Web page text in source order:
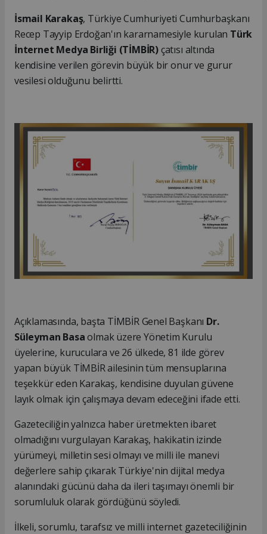
İsmail Karakaş, Türkiye Cumhuriyeti Cumhurbaşkanı
Recep Tayyip Erdoğan'ın kararnamesiyle kurulan Türk
İnternet Medya Birliği (TİMBİR)çatısı altında
kendisine verilen görevin büyük bir onur ve gurur
vesilesi olduğunu belirtti.
Açıklamasında, başta TİMBİR Genel Başkanı Dr.
Süleyman Basaolmak üzere Yönetim Kurulu
üyelerine, kuruculara ve 26 ülkede, 81 ilde görev
yapan büyük TİMBİR ailesinin tüm mensuplarına
teşekkür eden Karakaş, kendisine duyulan güvene
layık olmak için çalışmaya devam edeceğini ifade etti.
Gazeteciliğin yalnızca haber üretmekten ibaret
olmadığını vurgulayan Karakaş, hakikatin izinde
yürümeyi, milletin sesi olmayı ve milli ile manevi
değerlere sahip çıkarak Türkiye'nin dijital medya
alanındaki gücünü daha da ileri taşımayı önemli bir
sorumluluk olarak gördüğünü söyledi.
İlkeli, sorumlu, tarafsız ve milli internet gazeteciliğinin